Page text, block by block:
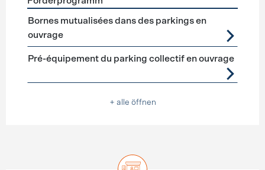
Förderprogramme Ladeinfrastruktur
Bornes mutualisées dans des parkings en
ouvrage
Pré-équipement du parking collectif en ouvrage
+ alle öffnen